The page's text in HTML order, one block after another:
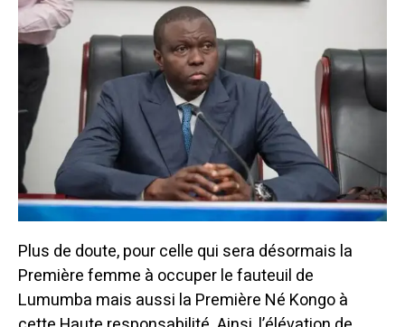
Plus de doute, pour celle qui sera désormais la
Première femme à occuper le fauteuil de
Lumumba mais aussi la Première Né Kongo à